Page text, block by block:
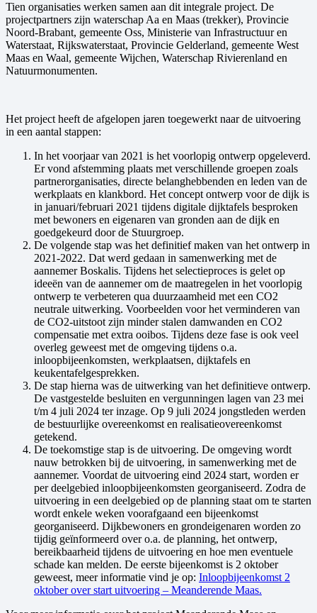
Tien organisaties werken samen aan dit integrale project. De
projectpartners zijn waterschap Aa en Maas (trekker), Provincie
Noord-Brabant, gemeente Oss, Ministerie van Infrastructuur en
Waterstaat, Rijkswaterstaat, Provincie Gelderland, gemeente West
Maas en Waal, gemeente Wijchen, Waterschap Rivierenland en
Natuurmonumenten.
Het project heeft de afgelopen jaren toegewerkt naar de uitvoering
in een aantal stappen:
In het voorjaar van 2021 is het voorlopig ontwerp opgeleverd.
Er vond afstemming plaats met verschillende groepen zoals
partnerorganisaties, directe belanghebbenden en leden van de
werkplaats en klankbord. Het concept ontwerp voor de dijk is
in januari/februari 2021 tijdens digitale dijktafels besproken
met bewoners en eigenaren van gronden aan de dijk en
goedgekeurd door de Stuurgroep.
De volgende stap was het definitief maken van het ontwerp in
2021-2022. Dat werd gedaan in samenwerking met de
aannemer Boskalis. Tijdens het selectieproces is gelet op
ideeën van de aannemer om de maatregelen in het voorlopig
ontwerp te verbeteren qua duurzaamheid met een CO2
neutrale uitwerking. Voorbeelden voor het verminderen van
de CO2-uitstoot zijn minder stalen damwanden en CO2
compensatie met extra ooibos. Tijdens deze fase is ook veel
overleg geweest met de omgeving tijdens o.a.
inloopbijeenkomsten, werkplaatsen, dijktafels en
keukentafelgesprekken.
De stap hierna was de uitwerking van het definitieve ontwerp.
De vastgestelde besluiten en vergunningen lagen van 23 mei
t/m 4 juli 2024 ter inzage. Op 9 juli 2024 jongstleden werden
de bestuurlijke overeenkomst en realisatieovereenkomst
getekend.
De toekomstige stap is de uitvoering. De omgeving wordt
nauw betrokken bij de uitvoering, in samenwerking met de
aannemer. Voordat de uitvoering eind 2024 start, worden er
per deelgebied inloopbijeenkomsten georganiseerd. Zodra de
uitvoering in een deelgebied op de planning staat om te starten
wordt enkele weken voorafgaand een bijeenkomst
georganiseerd. Dijkbewoners en grondeigenaren worden zo
tijdig geïnformeerd over o.a. de planning, het ontwerp,
bereikbaarheid tijdens de uitvoering en hoe men eventuele
schade kan melden. De eerste bijeenkomst is 2 oktober
geweest, meer informatie vind je op: Inloopbijeenkomst 2
oktober over start uitvoering – Meanderende Maas.